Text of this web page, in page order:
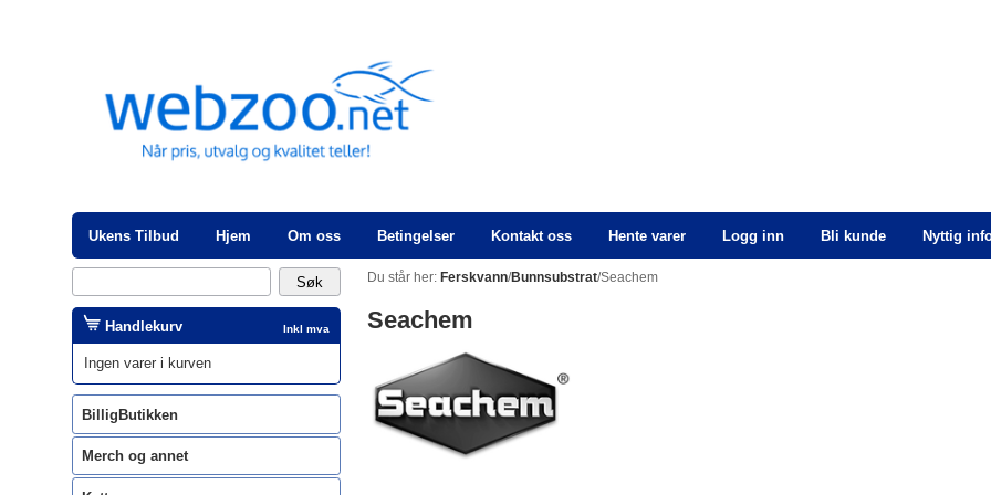
Ukens Tilbud Hjem Om oss Betingelser Kontakt oss Hente varer Logg inn Bli kunde Nyttig
Du står her: Ferskvann/Bunnsubstrat/Seachem
Seachem
Inkl mva
Handlekurv
Ingen varer i kurven
BilligButikken
Merch og annet